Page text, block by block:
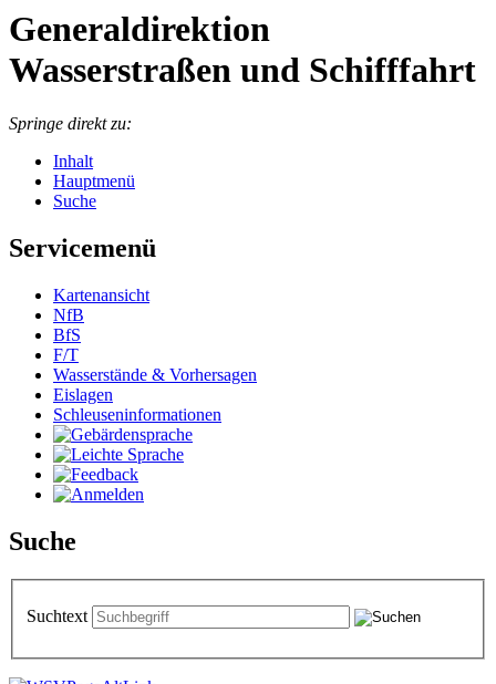
Generaldirektion
Wasserstraßen und Schifffahrt
Springe direkt zu:
Inhalt
Hauptmenü
Suche
Servicemenü
Kar­ten­an­sicht
NfB
BfS
F/T
Was­ser­stän­de & Vor­her­sa­gen
Eis­la­gen
Schleu­sen­in­for­ma­tio­nen
Suche
Suchtext